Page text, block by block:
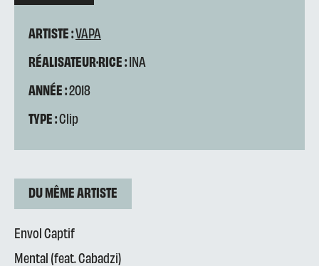
ARTISTE :VAPA
RÉALISATEUR·RICE :INA
ANNÉE :2018
TYPE :Clip
DU MÊME ARTISTE
Envol Captif
Mental (feat. Cabadzi)